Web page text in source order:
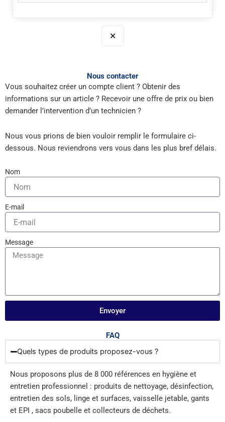
✕
Nous contacter
Vous souhaitez créer un compte client ? Obtenir des
informations sur un article ? Recevoir une offre de prix ou bien
demander l’intervention d’un technicien ?
Nous vous prions de bien vouloir remplir le formulaire ci-
dessous. Nous reviendrons vers vous dans les plus bref délais.
Nom
E-mail
Message
Envoyer
FAQ
Quels types de produits proposez-vous ?
Nous proposons plus de 8 000 références en hygiène et
entretien professionnel : produits de nettoyage, désinfection,
entretien des sols, linge et surfaces, vaisselle jetable, gants
et EPI , sacs poubelle et collecteurs de déchets.